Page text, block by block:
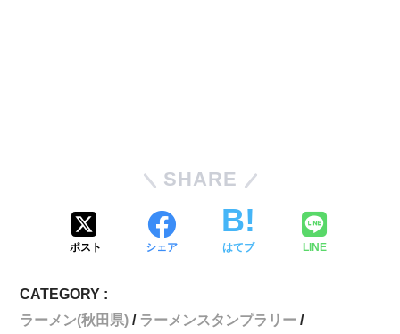
SHARE
ポスト シェア はてブ LINE
CATEGORY :
ラーメン(秋田県)
ラーメンスタンプラリー